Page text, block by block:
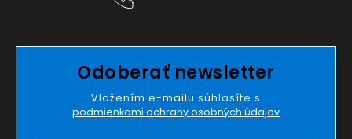
Odoberať newsletter
Vložením e-mailu súhlasíte s
podmienkami ochrany osobných údajov